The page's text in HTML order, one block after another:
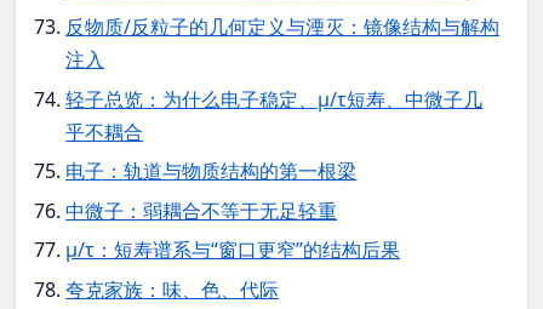
反物质/反粒子的几何定义与湮灭：镜像结构与解构
注入
轻子总览：为什么电子稳定、μ/τ短寿、中微子几
乎不耦合
电子：轨道与物质结构的第一根梁
中微子：弱耦合不等于无足轻重
μ/τ：短寿谱系与“窗口更窄”的结构后果
夸克家族：味、色、代际